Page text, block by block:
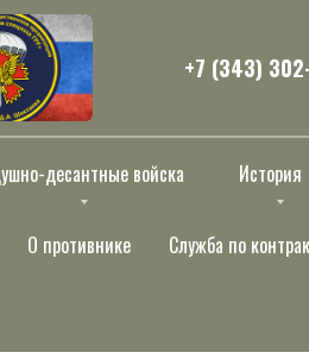
+7 (343)
десантные войска История
О противнике Служба по